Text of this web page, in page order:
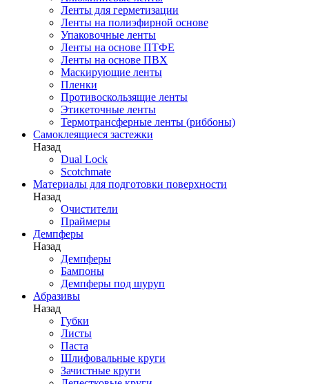
Ленты для герметизации
Ленты на полиэфирной основе
Упаковочные ленты
Ленты на основе ПТФЕ
Ленты на основе ПВХ
Маскирующие ленты
Пленки
Противоскользящие ленты
Этикеточные ленты
Термотрансферные ленты (риббоны)
Cамоклеящиеся застежки
Назад
Dual Lock
Scotchmate
Материалы для подготовки поверхности
Назад
Очистители
Праймеры
Демпферы
Назад
Демпферы
Бампоны
Демпферы под шуруп
Абразивы
Назад
Губки
Листы
Паста
Шлифовальные круги
Зачистные круги